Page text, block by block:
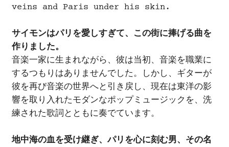
veins and Paris under his skin.
サイモンはパリを愛しすぎて、この街に捧げる曲を
作りました。
音楽一家に生まれながら、彼は当初、音楽を職業に
するつもりはありませんでした。しかし、ギターが
彼を再び音楽の世界へと引き戻し、現在は東洋の影
響を取り入れたモダンなポップミュージックを、洗
練された歌詞とともに奏でています。
地中海の血を受け継ぎ、パリを心に刻む男、その名